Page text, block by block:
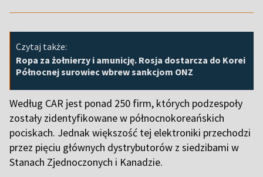
Czytaj także:
Ropa za żołnierzy i amunicję. Rosja dostarcza do Korei
Północnej surowiec wbrew sankcjom ONZ
Według CAR jest ponad 250 firm, których podzespoły
zostały zidentyfikowane w północnokoreańskich
pociskach. Jednak większość tej elektroniki przechodzi
przez pięciu głównych dystrybutorów z siedzibami w
Stanach Zjednoczonych i Kanadzie.